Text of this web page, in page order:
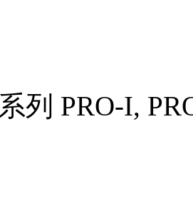
系列 PRO-I,